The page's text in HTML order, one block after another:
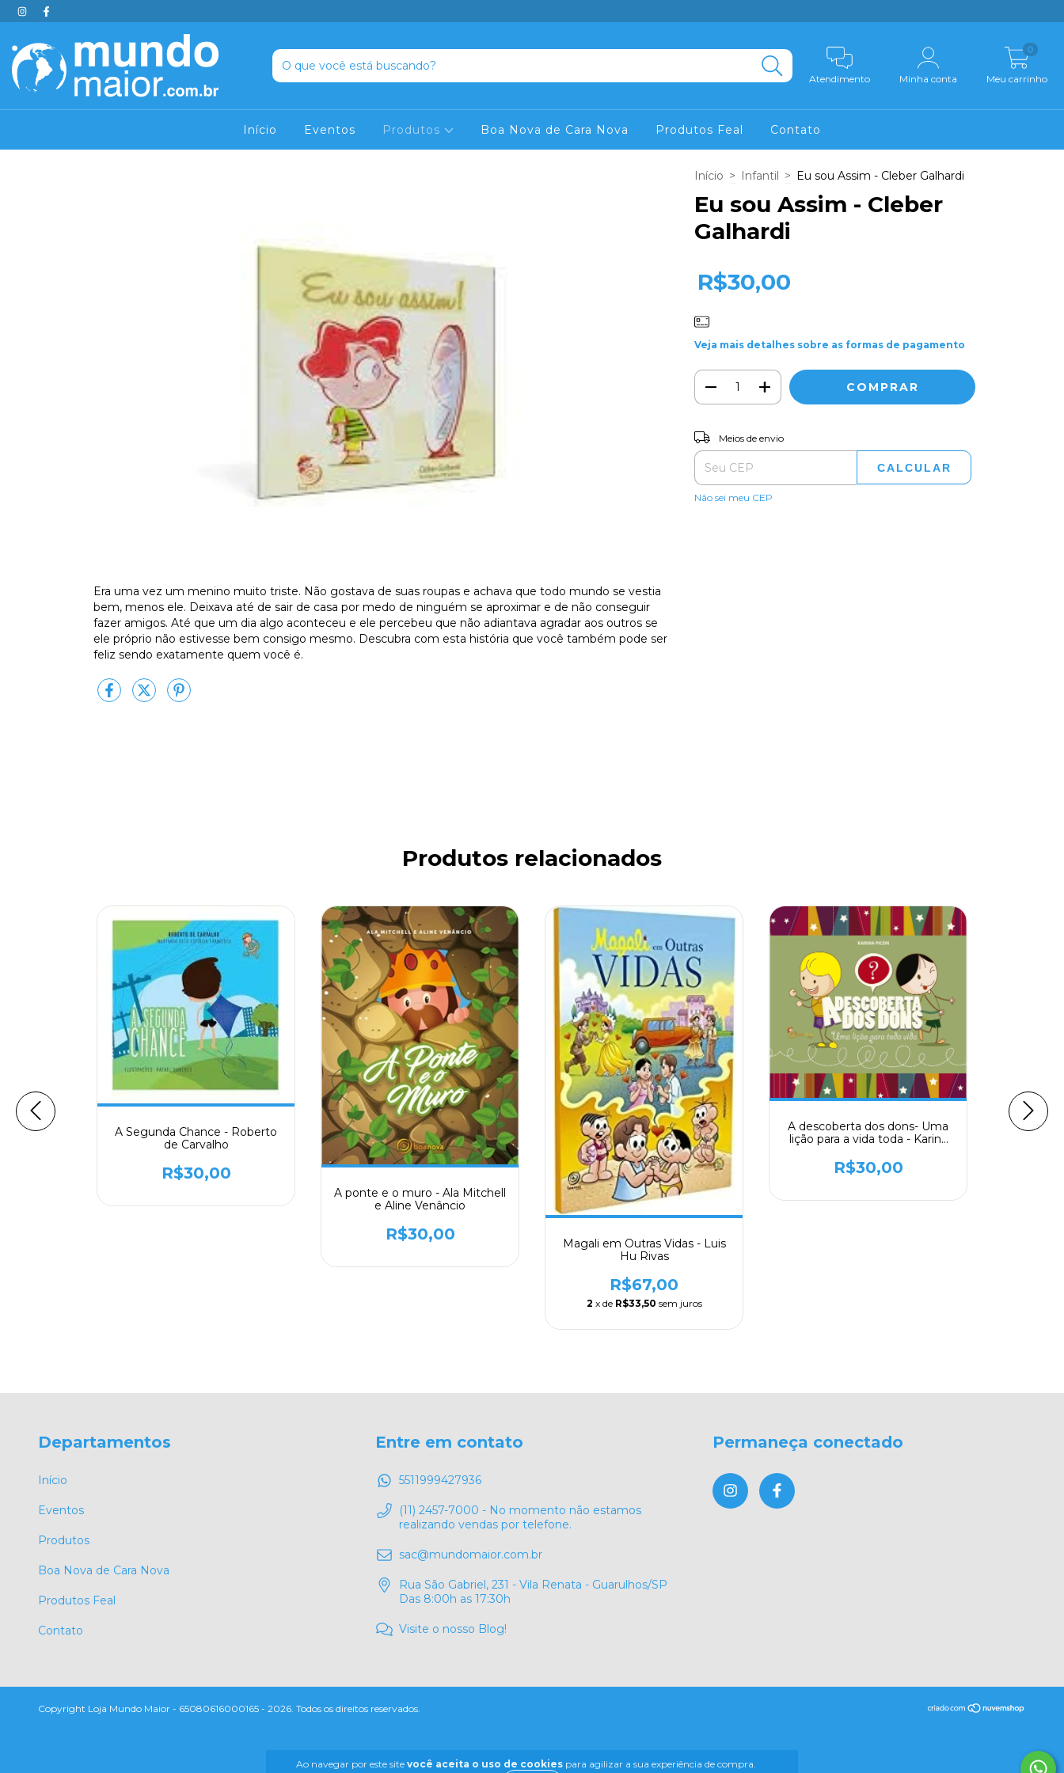
Atendimento Minha conta Meu carrinho
0
Início Eventos Produtos Boa Nova de Cara Nova Produtos Feal Contato
Ao navegar por este site você aceita o uso de cookiespara agilizar a sua experiência de compra.
Era uma vez um menino muito triste. Não gostava de suas roupas e achava que todo mundo se vestia
bem, menos ele. Deixava até de sair de casa por medo de ninguém se aproximar e de não conseguir
fazer amigos. Até que um dia algo aconteceu e ele percebeu que não adiantava agradar aos outros se
ele próprio não estivesse bem consigo mesmo. Descubra com esta história que você também pode ser
feliz sendo exatamente quem você é.
Início > Infantil > Eu sou Assim - Cleber Galhardi
Eu sou Assim - Cleber
Galhardi
R$30,00
Veja mais detalhes sobre as formas de pagamento
Entregas para o CEP:
Meios de envio
CALCULAR
Não sei meu CEP
Produtos relacionados
de
A Segunda Chance - Roberto
de Carvalho
R$30,00
A ponte e o muro - Ala Mitchell
e Aline Venâncio
R$30,00
Magali em Outras Vidas - Luis
Hu Rivas
R$67,00
2 x de R$33,50 sem juros
A descoberta dos dons- Uma
lição para a vida toda - Karina
R$30,00
Departamentos
Início
Eventos
Produtos
Boa Nova de Cara Nova
Produtos Feal
Contato
Entre em contato
5511999427936
(11) 2457-7000 - No momento não estamos
realizando vendas por telefone.
sac@mundomaior.com.br
Rua São Gabriel, 231 - Vila Renata - Guarulhos/SP
Das 8:00h as 17:30h
Visite o nosso Blog!
Permaneça conectado
Copyright Loja Mundo Maior - 65080616000165 - 2026. Todos os direitos reservados.